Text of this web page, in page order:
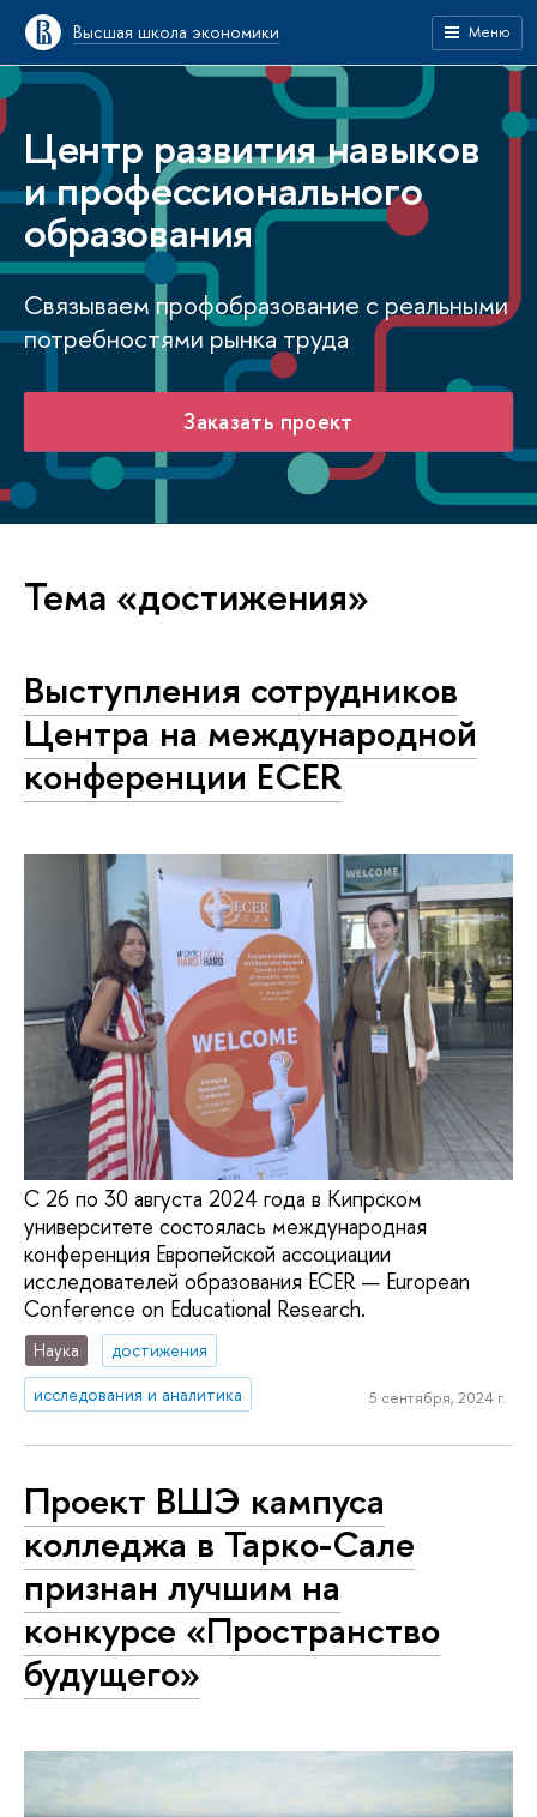
Высшая школа экономики Меню
Центр развития навыков
и профессионального
образования
Связываем профобразование с реальными
потребностями рынка труда
Заказать проект
Тема «достижения»
Выступления сотрудников
Центра на международной
конференции ECER
С 26 по 30 августа 2024 года в Кипрском
университете состоялась международная
конференция Европейской ассоциации
исследователей образования ECER — European
Conference on Educational Research.
Наука
достижения
исследования и аналитика
5 сентября, 2024 г.
Проект ВШЭ кампуса
колледжа в Тарко-Сале
признан лучшим на
конкурсе «Пространство
будущего»